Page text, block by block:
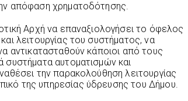
απόφαση χρηματοδότησης.
Αρχή να επαναξιολογήσει το όφελος
λειτουργίας του συστήματος, να
αντικατασταθούν κάποιοι από τους
αυτοματισμών και
την παρακολούθηση λειτουργίας
της υπηρεσίας ύδρευσης του Δήμου.